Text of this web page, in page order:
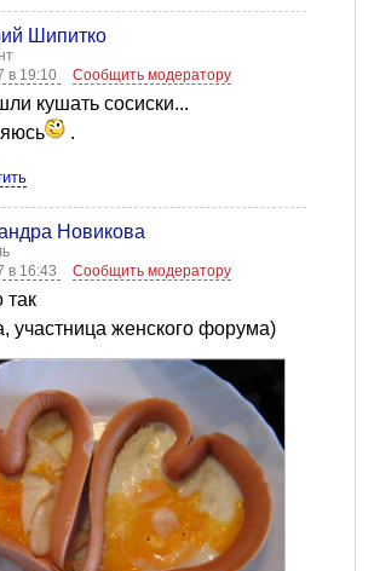
Шипитко
в 19:10
Сообщить модератору
кушать сосиски...
.
Новикова
в 16:43
Сообщить модератору
участница женского форума)